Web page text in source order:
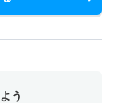
う